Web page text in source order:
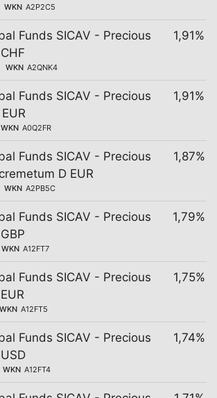
WKN A2P2C5
Funds SICAV - Precious
WKN A2QNK4
1,91%
Funds SICAV - Precious
WKN A0Q2FR
1,91%
Funds SICAV - Precious
D EUR
WKN A2PB5C
1,87%
Funds SICAV - Precious
WKN A12FT7
1,79%
Funds SICAV - Precious
WKN A12FT5
1,75%
Funds SICAV - Precious
WKN A12FT4
1,74%